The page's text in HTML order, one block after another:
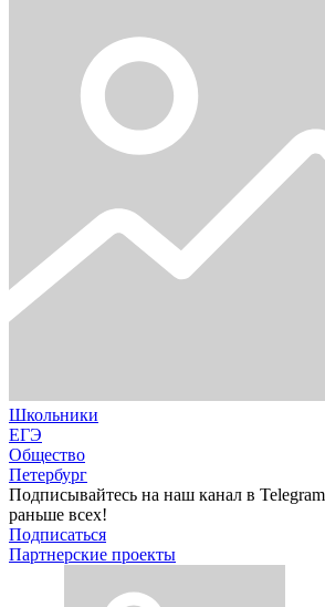
Школьники
ЕГЭ
Общество
Петербург
Подписывайтесь на наш канал в
раньше всех!
Подписаться
Партнерские проекты